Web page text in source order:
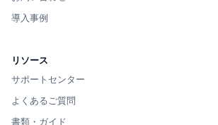
導入事例
リソース
サポートセンター
よくあるご質問
書類・ガイド